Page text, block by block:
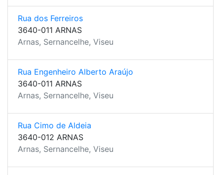
Rua dos Ferreiros
3640-011 ARNAS
Arnas, Sernancelhe, Viseu
Rua Engenheiro Alberto Araújo
3640-011 ARNAS
Arnas, Sernancelhe, Viseu
Rua Cimo de Aldeia
3640-012 ARNAS
Arnas, Sernancelhe, Viseu